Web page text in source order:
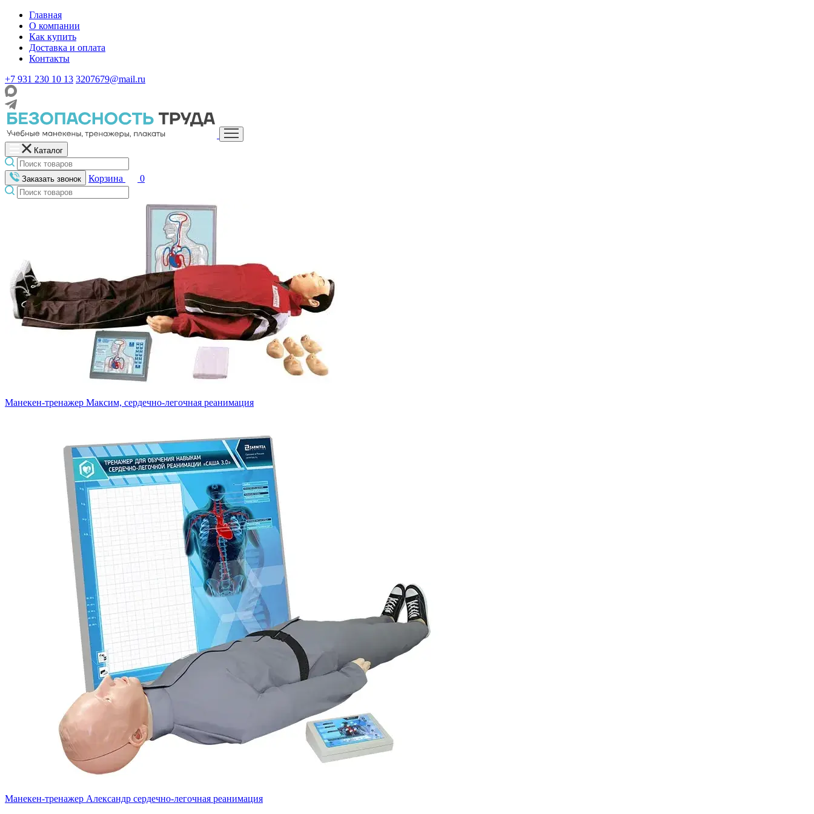
Главная
О компании
Как купить
Доставка и оплата
Контакты
+7 931 230 10 13 3207679@mail.ru
Каталог
Заказать звонок Корзина 0
Манекен-тренажер Максим, сердечно-легочная реанимация
Манекен-тренажер Александр сердечно-легочная реанимация